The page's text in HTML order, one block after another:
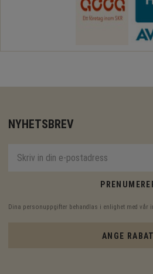
NYHETSBREV
Dina personuppgifter behandlas i enlighet med vår
ANGE